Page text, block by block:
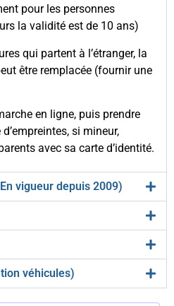
pour les personnes
la validité est de 10 ans)
qui partent à l’étranger, la
être remplacée (fournir une
en ligne, puis prendre
si mineur,
avec sa carte d’identité.
vigueur depuis 2009)
véhicules)